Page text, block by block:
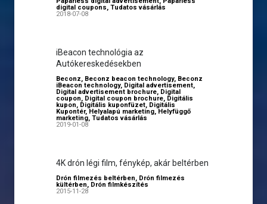
digital coupons, Tudatos vásárlás
2018-07-08
iBeacon technológia az
Autókereskedésekben
Beconz, Beconz beacon technology, Beconz
iBeacon technology, Digital advertisement,
Digital advertisement brochure, Digital
coupon, Digital coupon brochure, Digitális
kupon, Digitális kuponfüzet, Digitális
Kupontér, Helyalapú marketing, Helyfüggő
marketing, Tudatos vásárlás
2019-01-08
4K drón légi film, fénykép, akár beltérben
Drón filmezés beltérben, Drón filmezés
kültérben, Drón filmkészítés
2015-11-28